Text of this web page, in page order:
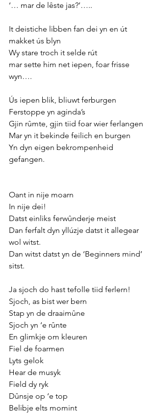
‘… mar de lêste jas?’…..
It deistiche libben fan dei yn en út
makket ús blyn
Wy stare troch it selde rút
mar sette him net iepen, foar frisse
wyn….
Ús iepen blik, bliuwt ferburgen
Ferstoppe yn aginda’s
Gjin rûmte, gjin tiid foar wier ferlangen
Mar yn it bekinde feilich en burgen
Yn dyn eigen bekrompenheid
gefangen.
Oant in nije moarn
In nije dei!
Datst einliks ferwûnderje meist
Dan ferfalt dyn yllúzje datst it allegear
wol witst.
Dan witst datst yn de ‘Beginners mind’
sitst.
Ja sjoch do hast tefolle tiid ferlern!
Sjoch, as bist wer bern
Stap yn de draaimûne
Sjoch yn ‘e rûnte
En glimkje om kleuren
Fiel de foarmen
Lyts gelok
Hear de musyk
Field dy ryk
Dûnsje op ‘e top
Belibje elts momint